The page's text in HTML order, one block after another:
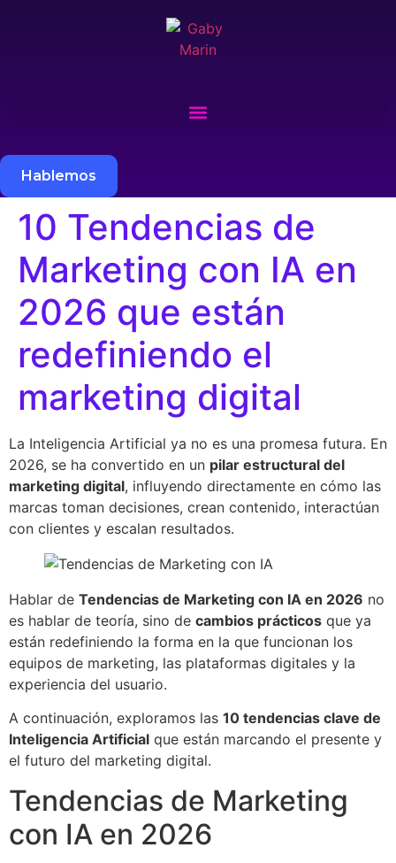
Hablemos
10 Tendencias de
Marketing con IA en
2026 que están
redefiniendo el
marketing digital
La Inteligencia Artificial ya no es una promesa futura. En
2026, se ha convertido en un pilar estructural del
marketing digital, influyendo directamente en cómo las
marcas toman decisiones, crean contenido, interactúan
con clientes y escalan resultados.
Hablar de Tendencias de Marketing con IA en 2026 no
es hablar de teoría, sino de cambios prácticos que ya
están redefiniendo la forma en la que funcionan los
equipos de marketing, las plataformas digitales y la
experiencia del usuario.
A continuación, exploramos las 10 tendencias clave de
Inteligencia Artificial que están marcando el presente y
el futuro del marketing digital.
Tendencias de Marketing
con IA en 2026